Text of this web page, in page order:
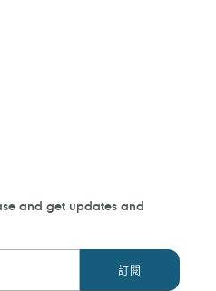
and get updates and